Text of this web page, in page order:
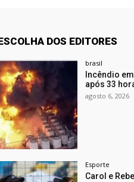
DOS EDITORES
brasil
Incêndio
após 33
agosto 6, 2026
Esporte
Carol e